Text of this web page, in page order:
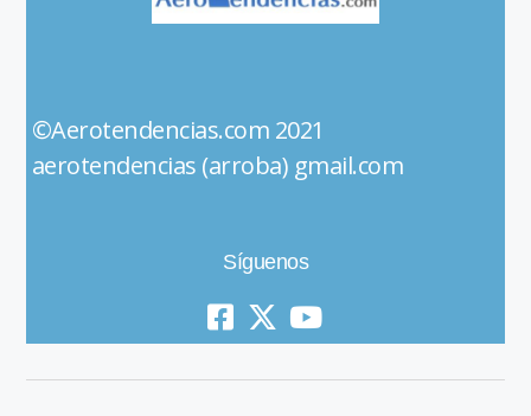
©Aerotendencias.com 2021
aerotendencias (arroba) gmail.com
Síguenos